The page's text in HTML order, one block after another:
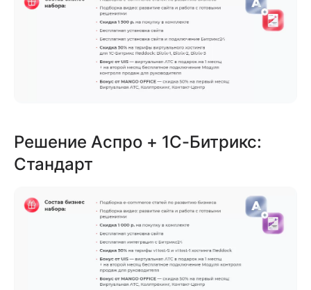
Решение Аспро + 1С-Битрикс:
Стандарт